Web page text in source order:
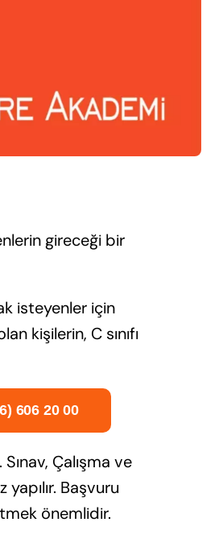
gireceği bir
isteyenler için
kişilerin, C sınıfı
606 20 00
Çalışma ve
Başvuru
önemlidir.